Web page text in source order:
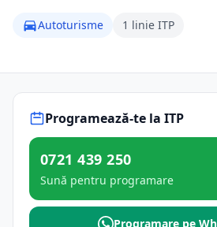
Autoturisme 1 linie ITP
Programează-te la ITP
0721 439 250
Sună pentru programare
Programare pe